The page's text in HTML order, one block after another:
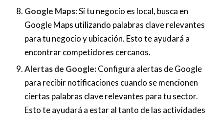
Google Maps:Si tu negocio es local, busca en
Google Maps utilizando palabras clave relevantes
para tu negocio y ubicación. Esto te ayudará a
encontrar competidores cercanos.
Alertas de Google:Configura alertas de Google
para recibir notificaciones cuando se mencionen
ciertas palabras clave relevantes para tu sector.
Esto te ayudará a estar al tanto de las actividades